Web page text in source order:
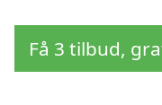
Få 3 tilbud,